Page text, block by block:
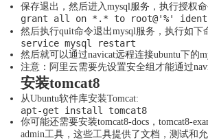
保存退出，然后进入mysql服务，执行授权命
grant all on *.* to root@'%'
然后执行quit命令退出mysql服务，执行如下
service mysql restart
然后就可以通过navicat远程连接ubuntu下的
注意：阿里云需要先设置安全组才能通过
安装tomcat8
从Ubuntu软件库安装Tomcat:
apt-get install tomcat8
你可能还需要安装tomcat8-docs，tomcat8-
admin工具，这些工具提供了文档，测试和